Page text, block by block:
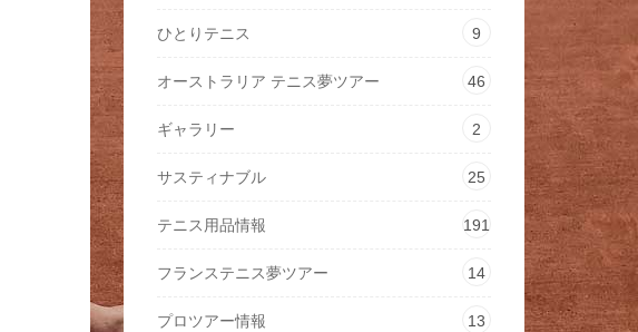
ひとりテニス 9
オーストラリア テニス夢ツアー 46
ギャラリー 2
サスティナブル 25
テニス用品情報 191
フランステニス夢ツアー 14
プロツアー情報 13